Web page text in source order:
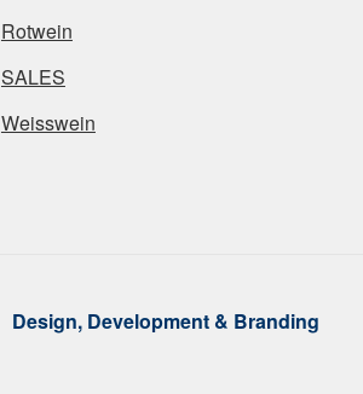
Rotwein
SALES
Weisswein
Design, Development & Branding